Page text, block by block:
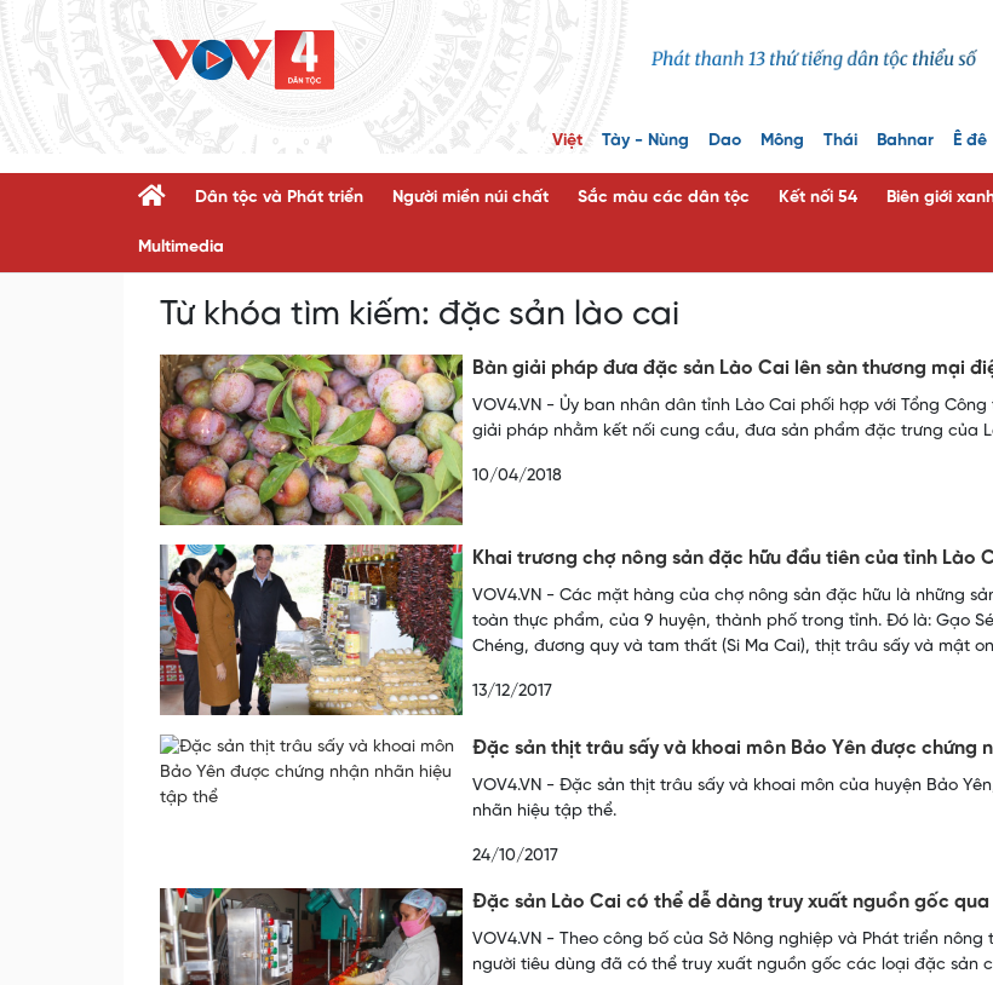
Việt Tày - Nùng Dao Mông Thái Bahnar Ê đê
Dân tộc và Phát triển Người miền núi chất Sắc màu các dân tộc Kết nối 54 Biên giới
Multimedia
Từ khóa tìm kiếm: đặc sản lào cai
Bàn giải pháp đưa đặc sản Lào Cai lên sàn thương mại
VOV4.VN - Ủy ban nhân dân tỉnh Lào Cai phối hợp với Tổng
giải pháp nhằm kết nối cung cầu, đưa sản phẩm đặc trưng của
10/04/2018
Khai trương chợ nông sản đặc hữu đầu tiên của tỉnh Lào
VOV4.VN - Các mặt hàng của chợ nông sản đặc hữu là những
toàn thực phẩm, của 9 huyện, thành phố trong tỉnh. Đó là: Gạo
Chéng, đương quy và tam thất (Si Ma Cai), thịt trâu sấy và mật
13/12/2017
Đặc sản thịt trâu sấy và khoai môn Bảo Yên được chứng
VOV4.VN - Đặc sản thịt trâu sấy và khoai môn của huyện Bảo
nhãn hiệu tập thể.
24/10/2017
Đặc sản Lào Cai có thể dễ dàng truy xuất nguồn gốc
VOV4.VN - Theo công bố của Sở Nông nghiệp và Phát triển
người tiêu dùng đã có thể truy xuất nguồn gốc các loại đặc sản